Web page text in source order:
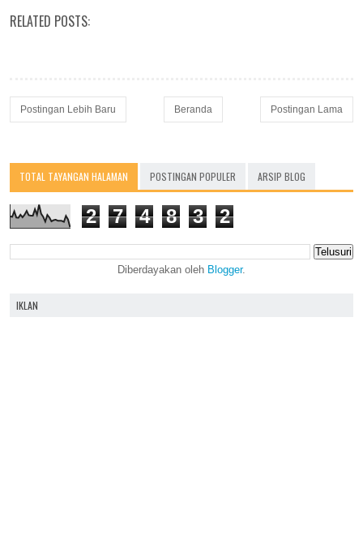
RELATED POSTS:
Postingan Lebih Baru Postingan Lama
Beranda
TOTAL TAYANGAN HALAMAN POSTINGAN POPULER ARSIP BLOG
2 7 4 8 3 2
Diberdayakan oleh Blogger.
IKLAN